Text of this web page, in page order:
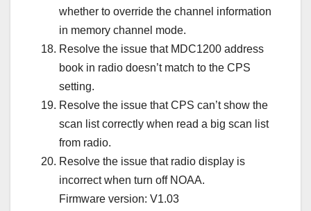
whether to override the channel information
in memory channel mode.
Resolve the issue that MDC1200 address
book in radio doesn’t match to the CPS
setting.
Resolve the issue that CPS can’t show the
scan list correctly when read a big scan list
from radio.
Resolve the issue that radio display is
incorrect when turn off NOAA.
Firmware version: V1.03